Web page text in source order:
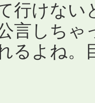
行けない
言しちゃ
るよね